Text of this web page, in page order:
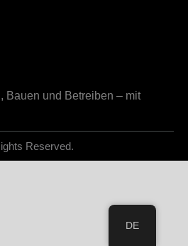
Bauen und Betreiben – mit
Reserved.
DE